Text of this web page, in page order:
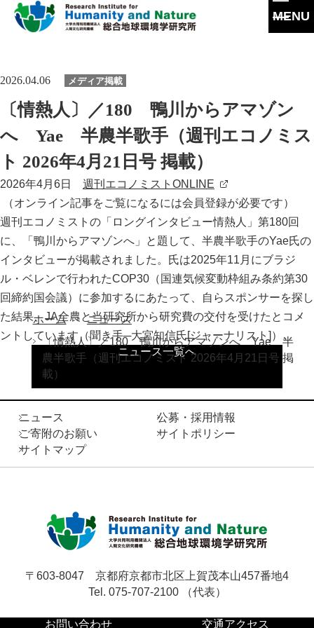
ス
MENU
研究所概要
所長挨拶
理念・達成目標
運営体制・方針
社会連携
沿革
施設紹介
交通アクセス
研究活動
研究体制・研究の流れ
研究一覧
スタッフ一覧
過去の研究
研究成果
研究成果一覧
最新論文
共同利用
共同利用
実験施設
大学院教育
イベント
刊行物
お問い合わせ
ト
内
検
English
2026.04.06 メディア掲載
〔情熱人〕／180 鴨川からアマゾン
へ Yae 半農半歌手（週刊エコノミス
ト 2026年4月21日号 掲載）
2026年4月6日 週刊エコノミストONLINE
（オンライン記事をご覧になるには会員登録が必要です）
週刊エコノミストの「ロングインタビュー情熱人」第180回
に、「鴨川からアマゾンへ」と題して、半農半歌手のYae氏の
インタビューが掲載されました。氏は2025年11月にブラジ
ル・ベレンで行われたCOP30（国連気候変動枠組み条約第30
回締約国会議）に参加するにあたって、自らスポンサーを探し
た結果、JA全農と当研究所から研究費の交付を受けたとコメ
ントしています（聞き手─大宮知信氏[ジャーナリスト]）。
ニュース一覧へ
ホーム
ニュース
〔情熱人〕／180 鴨川からアマゾンへ Yae 半
農半歌手（週刊エコノミスト 2026年4月21日号 掲
載）
ニュース
公募・採用情報
ご寄附のお願い
サイトポリシー
サイトマップ
〒603-8047 京都府京都市北区上賀茂本山457番地4
Tel. 075-707-2100 （代表）
お問い合わせ 交通アクセス